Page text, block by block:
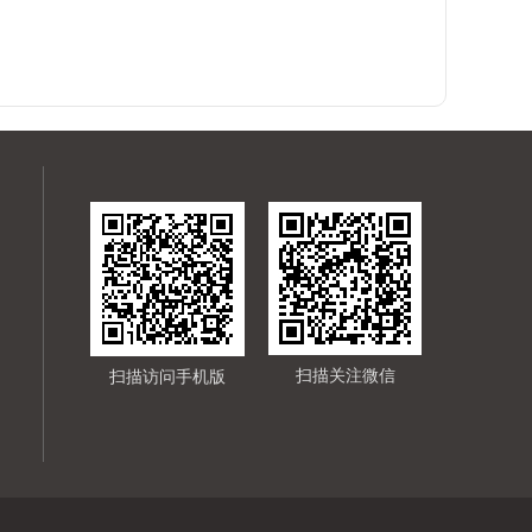
扫描访问手机版 扫描关注微信